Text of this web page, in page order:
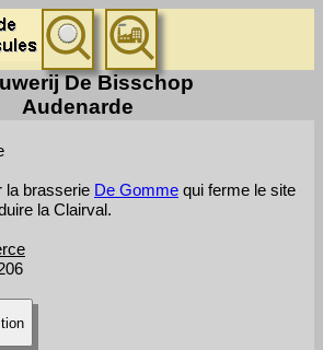
De Bisschop
Audenarde
la brasserie De Gomme qui ferme le site
la Clairval.